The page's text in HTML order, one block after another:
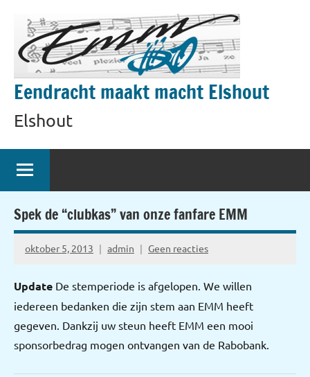
inhoud
springen
Eendracht maakt macht Elshout
Elshout
Spek de “clubkas” van onze fanfare EMM
oktober 5, 2013 admin Geen reacties
Update De stemperiode is afgelopen. We willen
iedereen bedanken die zijn stem aan EMM heeft
gegeven. Dankzij uw steun heeft EMM een mooi
sponsorbedrag mogen ontvangen van de Rabobank.